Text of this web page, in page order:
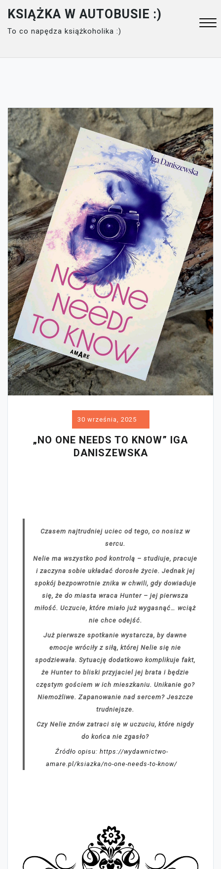
content
KSIĄŻKA W AUTOBUSIE :)
To co napędza książkoholika :)
30 września, 2025
„NO ONE NEEDS TO KNOW” IGA
DANISZEWSKA
Czasem najtrudniej uciec od tego, co nosisz w
sercu.
Nelie ma wszystko pod kontrolą – studiuje, pracuje
i zaczyna sobie układać dorosłe życie. Jednak jej
spokój bezpowrotnie znika w chwili, gdy dowiaduje
się, że do miasta wraca Hunter – jej pierwsza
miłość. Uczucie, które miało już wygasnąć… wciąż
nie chce odejść.
Już pierwsze spotkanie wystarcza, by dawne
emocje wróciły z siłą, której Nelie się nie
spodziewała. Sytuację dodatkowo komplikuje fakt,
że Hunter to bliski przyjaciel jej brata i będzie
częstym gościem w ich mieszkaniu. Unikanie go?
Niemożliwe. Zapanowanie nad sercem? Jeszcze
trudniejsze.
Czy Nelie znów zatraci się w uczuciu, które nigdy
do końca nie zgasło?
Źródło opisu: https://wydawnictwo-
amare.pl/ksiazka/no-one-needs-to-know/